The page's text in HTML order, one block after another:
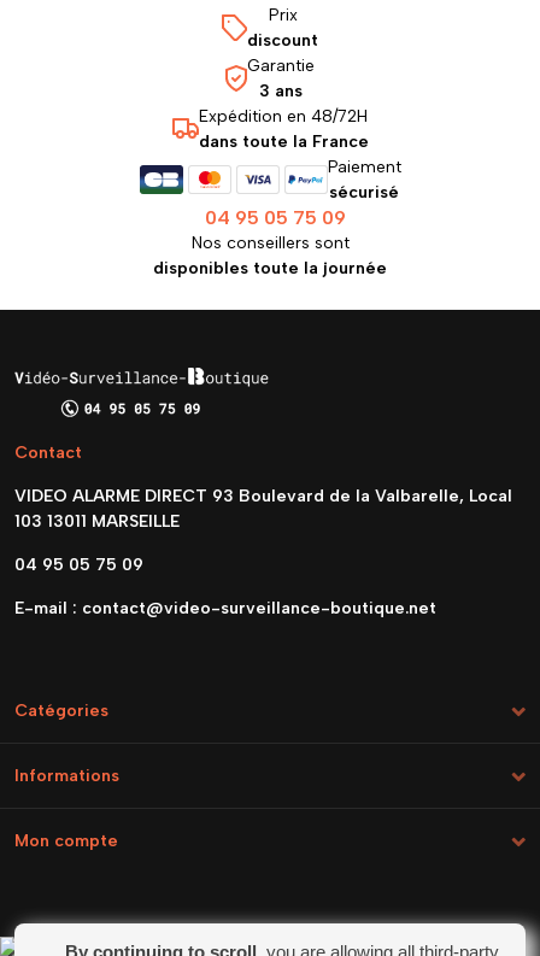
Prix
discount
Garantie
3 ans
Expédition en 48/72H
dans toute la France
Paiement
sécurisé
04 95 05 75 09
Nos conseillers sont
disponibles toute la journée
Contact
VIDEO ALARME DIRECT 93 Boulevard de la Valbarelle, Local
103 13011 MARSEILLE
04 95 05 75 09
E-mail : contact@video-surveillance-boutique.net
Catégories
Informations
Mon compte
By continuing to scroll, you are allowing all third-party